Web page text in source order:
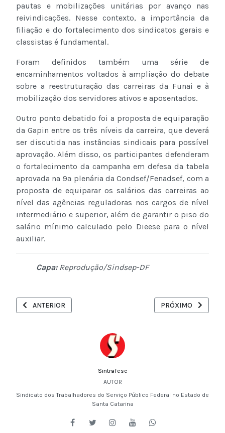
Sintrafesc
AUTOR
Sindicato dos Trabalhadores do Serviço Público Federal no Estado de
Santa Catarina
pautas e mobilizações unitárias por avanço nas
reivindicações. Nesse contexto, a importância da
filiação e do fortalecimento dos sindicatos gerais e
classistas é fundamental.
Foram definidos também uma série de
encaminhamentos voltados à ampliação do debate
sobre a reestruturação das carreiras da Funai e à
mobilização dos servidores ativos e aposentados.
Outro ponto debatido foi a proposta de equiparação
da Gapin entre os três níveis da carreira, que deverá
ser discutida nas instâncias sindicais para possível
aprovação. Além disso, os participantes defenderam
o fortalecimento da campanha em defesa da tabela
aprovada na 9ª plenária da Condsef/Fenadsef, com a
proposta de equiparar os salários das carreiras ao
nível das agências reguladoras nos cargos de nível
intermediário e superior, além de garantir o piso do
salário mínimo calculado pelo Dieese para o nível
auxiliar.
Capa: Reprodução/Sindsep-DF
ARTIGO ANTERIOR: APOSENTADORIA COMPULSÓRIA DE
ANTERIOR PRÓXIMO ARTIGO:
PRÓXIMO